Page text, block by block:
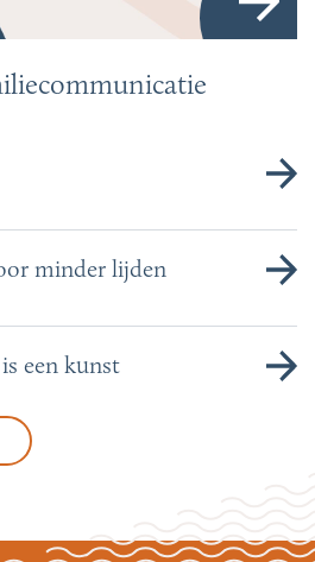
minder lijden
een kunst